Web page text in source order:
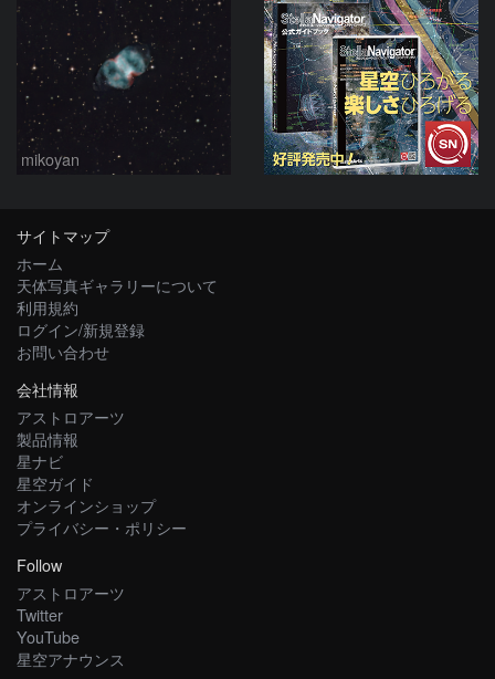
mikoyan
サイトマップ
ホーム
天体写真ギャラリーについて
利用規約
ログイン/新規登録
お問い合わせ
会社情報
アストロアーツ
製品情報
星ナビ
星空ガイド
オンラインショップ
プライバシー・ポリシー
Follow
アストロアーツ
Twitter
YouTube
星空アナウンス